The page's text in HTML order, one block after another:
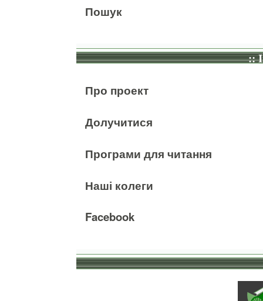
Пошук
::
Про проект
Долучитися
Програми для читання
Наші колеги
Facebook